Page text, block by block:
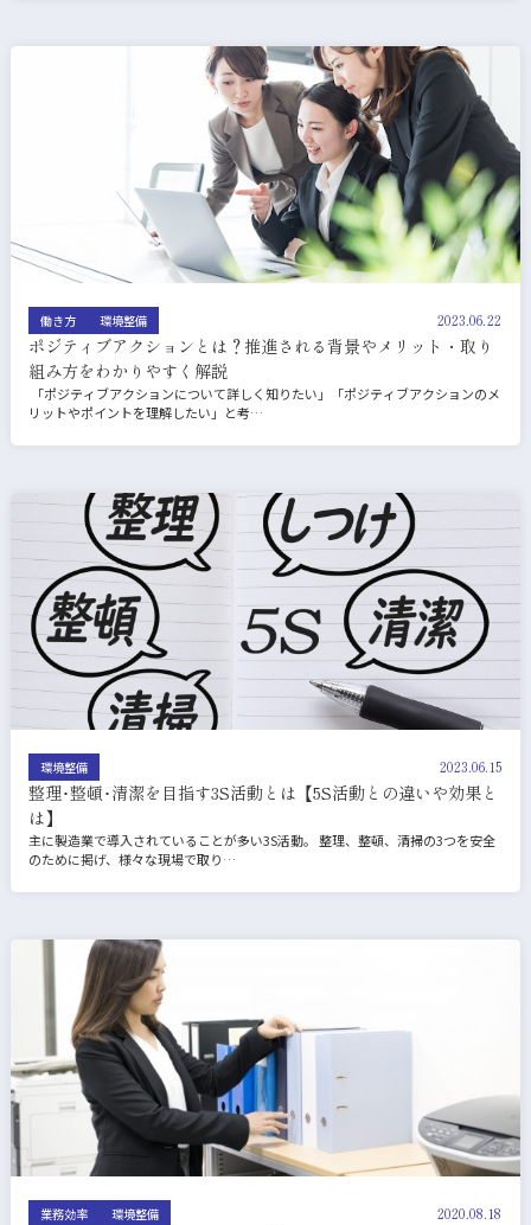
働き方 環境整備 2023.06.22
ポジティブアクションとは？推進される背景やメリット・取り
組み方をわかりやすく解説
「ポジティブアクションについて詳しく知りたい」「ポジティブアクションのメ
リットやポイントを理解したい」と考…
環境整備 2023.06.15
整理･整頓･清潔を目指す3S活動とは【5S活動との違いや効果と
は】
主に製造業で導入されていることが多い3S活動。 整理、整頓、清掃の3つを安全
のために掲げ、様々な現場で取り…
業務効率 環境整備 2020.08.18